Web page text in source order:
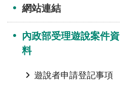
網站連結
內政部受理遊說案件資
料
遊說者申請登記事項